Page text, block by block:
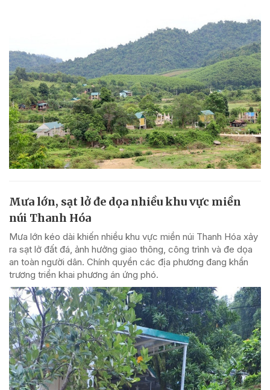
Mưa lớn, sạt lở đe dọa nhiều khu vực miền
núi Thanh Hóa
Mưa lớn kéo dài khiến nhiều khu vực miền núi Thanh Hóa xảy
ra sạt lở đất đá, ảnh hưởng giao thông, công trình và đe dọa
an toàn người dân. Chính quyền các địa phương đang khẩn
trương triển khai phương án ứng phó.